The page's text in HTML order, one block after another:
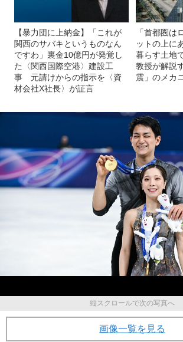
【暴力団に上納金】「これが
関西のサバキというものなん
ですわ」裏金10億円が発覚し
た〈関西国際空港〉建設工
事 元請けからの指示を〈資
材会社X社長〉が証言
「首都圏は
ットの上に
暮らす土地
教授が解説
震」のメカ
縦スクロールで次の写真へ
画像一覧を見る